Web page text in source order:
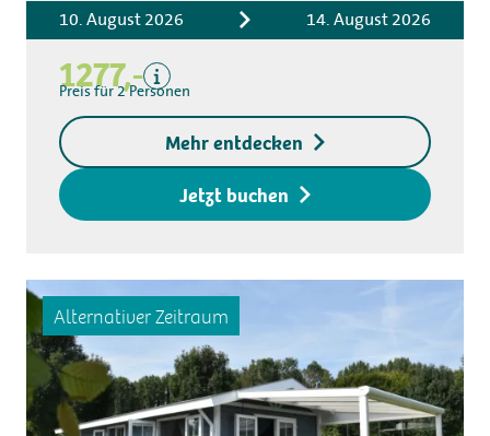
10. August 2026 14. August 2026
1277,-
Bettwäsche
Kurtaxe
Kaution für den
Zugangsschlüssel
Preis für 2 Personen
Mehr entdecken
Jetzt buchen
Alternativer Zeitraum